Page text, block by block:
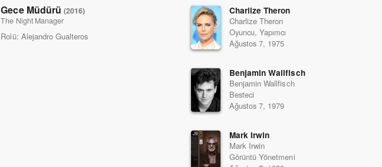
Gece Müdürü (2016)
The Night Manager
Rolü: Alejandro Gualteros
Charlize Theron
Charlize Theron
Oyuncu, Yapımcı
Ağustos 7, 1975
Benjamin Wallfisch
Benjamin Wallfisch
Besteci
Ağustos 7, 1979
Mark Irwin
Mark Irwin
Görüntü Yönetmeni